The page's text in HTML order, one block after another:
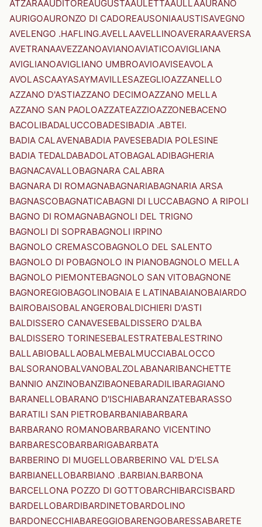
ATZARAAUDITOREAUGUSTAAULETTAAULLAAURANO
AURIGOAURONZO DI CADOREAUSONIAAUSTISAVEGNO
AVELENGO .HAFLING.AVELLAAVELLINOAVERARAAVERSA
AVETRANAAVEZZANOAVIANOAVIATICOAVIGLIANA
AVIGLIANOAVIGLIANO UMBROAVIOAVISEAVOLA
AVOLASCAAYASAYMAVILLESAZEGLIOAZZANELLO
AZZANO D'ASTIAZZANO DECIMOAZZANO MELLA
AZZANO SAN PAOLOAZZATEAZZIOAZZONEBACENO
BACOLIBADALUCCOBADESIBADIA .ABTEI.
BADIA CALAVENABADIA PAVESEBADIA POLESINE
BADIA TEDALDABADOLATOBAGALADIBAGHERIA
BAGNACAVALLOBAGNARA CALABRA
BAGNARA DI ROMAGNABAGNARIABAGNARIA ARSA
BAGNASCOBAGNATICABAGNI DI LUCCABAGNO A RIPOLI
BAGNO DI ROMAGNABAGNOLI DEL TRIGNO
BAGNOLI DI SOPRABAGNOLI IRPINO
BAGNOLO CREMASCOBAGNOLO DEL SALENTO
BAGNOLO DI POBAGNOLO IN PIANOBAGNOLO MELLA
BAGNOLO PIEMONTEBAGNOLO SAN VITOBAGNONE
BAGNOREGIOBAGOLINOBAIA E LATINABAIANOBAIARDO
BAIROBAISOBALANGEROBALDICHIERI D'ASTI
BALDISSERO CANAVESEBALDISSERO D'ALBA
BALDISSERO TORINESEBALESTRATEBALESTRINO
BALLABIOBALLAOBALMEBALMUCCIABALOCCO
BALSORANOBALVANOBALZOLABANARIBANCHETTE
BANNIO ANZINOBANZIBAONEBARADILIBARAGIANO
BARANELLOBARANO D'ISCHIABARANZATEBARASSO
BARATILI SAN PIETROBARBANIABARBARA
BARBARANO ROMANOBARBARANO VICENTINO
BARBARESCOBARBARIGABARBATA
BARBERINO DI MUGELLOBARBERINO VAL D'ELSA
BARBIANELLOBARBIANO .BARBIAN.BARBONA
BARCELLONA POZZO DI GOTTOBARCHIBARCISBARD
BARDELLOBARDIBARDINETOBARDOLINO
BARDONECCHIABAREGGIOBARENGOBARESSABARETE